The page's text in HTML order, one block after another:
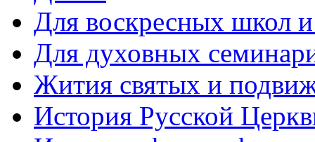
Для воскресных школ
Для духовных
Жития святых и
История Русской